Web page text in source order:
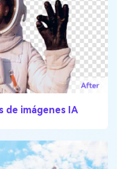
de imágenes IA